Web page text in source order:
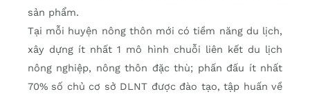
sản phẩm.
Tại mỗi huyện nông thôn mới có tiềm năng du lịch,
xây dựng ít nhất 1 mô hình chuỗi liên kết du lịch
nông nghiệp, nông thôn đặc thù; phấn đấu ít nhất
70% số chủ cơ sở DLNT được đào tạo, tập huấn về